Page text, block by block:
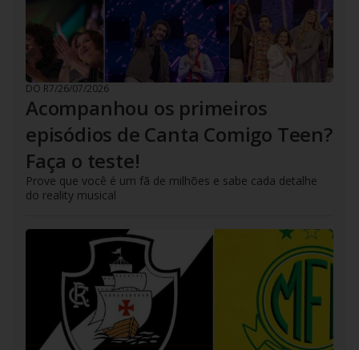
DO R7/26/07/2026
Acompanhou os primeiros
episódios de Canta Comigo Teen?
Faça o teste!
Prove que você é um fã de milhões e sabe cada detalhe
do reality musical